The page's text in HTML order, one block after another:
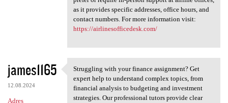
as it provides specific addresses, office hours, and
contact numbers. For more information visit:
https://airlinesofficedesk.com/
james1165
12.08.2024
Adres
Struggling with your finance
Struggling with your finance assignment? Get
expert help to understand complex topics, from
financial analysis to budgeting and investment
strategies. Our professional tutors provide clear